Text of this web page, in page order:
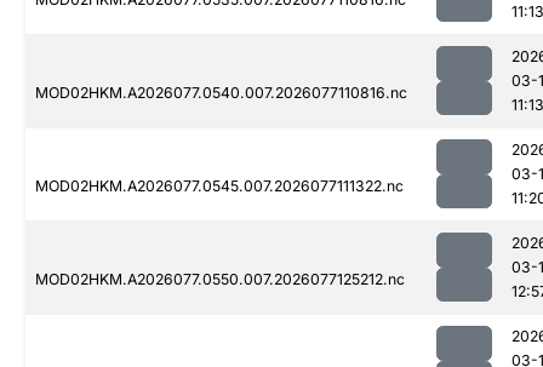
11:13
MOD02HKM.A2026077.0540.007.2026077110816.nc
03-
11:13
MOD02HKM.A2026077.0545.007.2026077111322.nc
03-
MOD02HKM.A2026077.0550.007.2026077125212.nc
03-
03-